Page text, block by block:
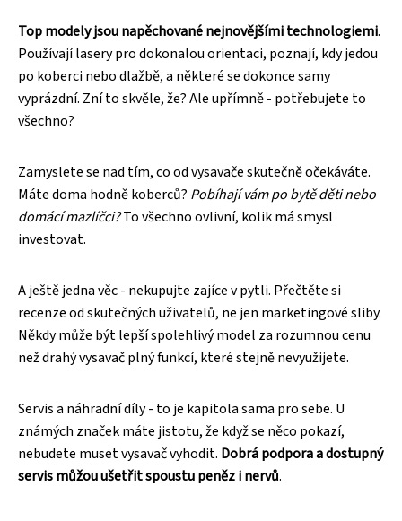
Top modely jsou napěchované nejnovějšími technologiemi.
Používají lasery pro dokonalou orientaci, poznají, kdy jedou
po koberci nebo dlažbě, a některé se dokonce samy
vyprázdní. Zní to skvěle, že? Ale upřímně - potřebujete to
všechno?
Zamyslete se nad tím, co od vysavače skutečně očekáváte.
Máte doma hodně koberců? Pobíhají vám po bytě děti nebo
domácí mazlíčci?To všechno ovlivní, kolik má smysl
investovat.
A ještě jedna věc - nekupujte zajíce v pytli. Přečtěte si
recenze od skutečných uživatelů, ne jen marketingové sliby.
Někdy může být lepší spolehlivý model za rozumnou cenu
než drahý vysavač plný funkcí, které stejně nevyužijete.
Servis a náhradní díly - to je kapitola sama pro sebe. U
známých značek máte jistotu, že když se něco pokazí,
nebudete muset vysavač vyhodit. Dobrá podpora a dostupný
servis můžou ušetřit spoustu peněz i nervů.